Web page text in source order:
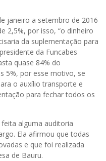
janeiro a setembro de 2016
2,5%, por isso, “o dinheiro
da suplementação para
da Funcabes
quase 84% do
5%, por esse motivo, se
o auxílio transporte e
para fechar todos os
alguma auditoria
Ela afirmou que todas
e que foi realizada
de Bauru.